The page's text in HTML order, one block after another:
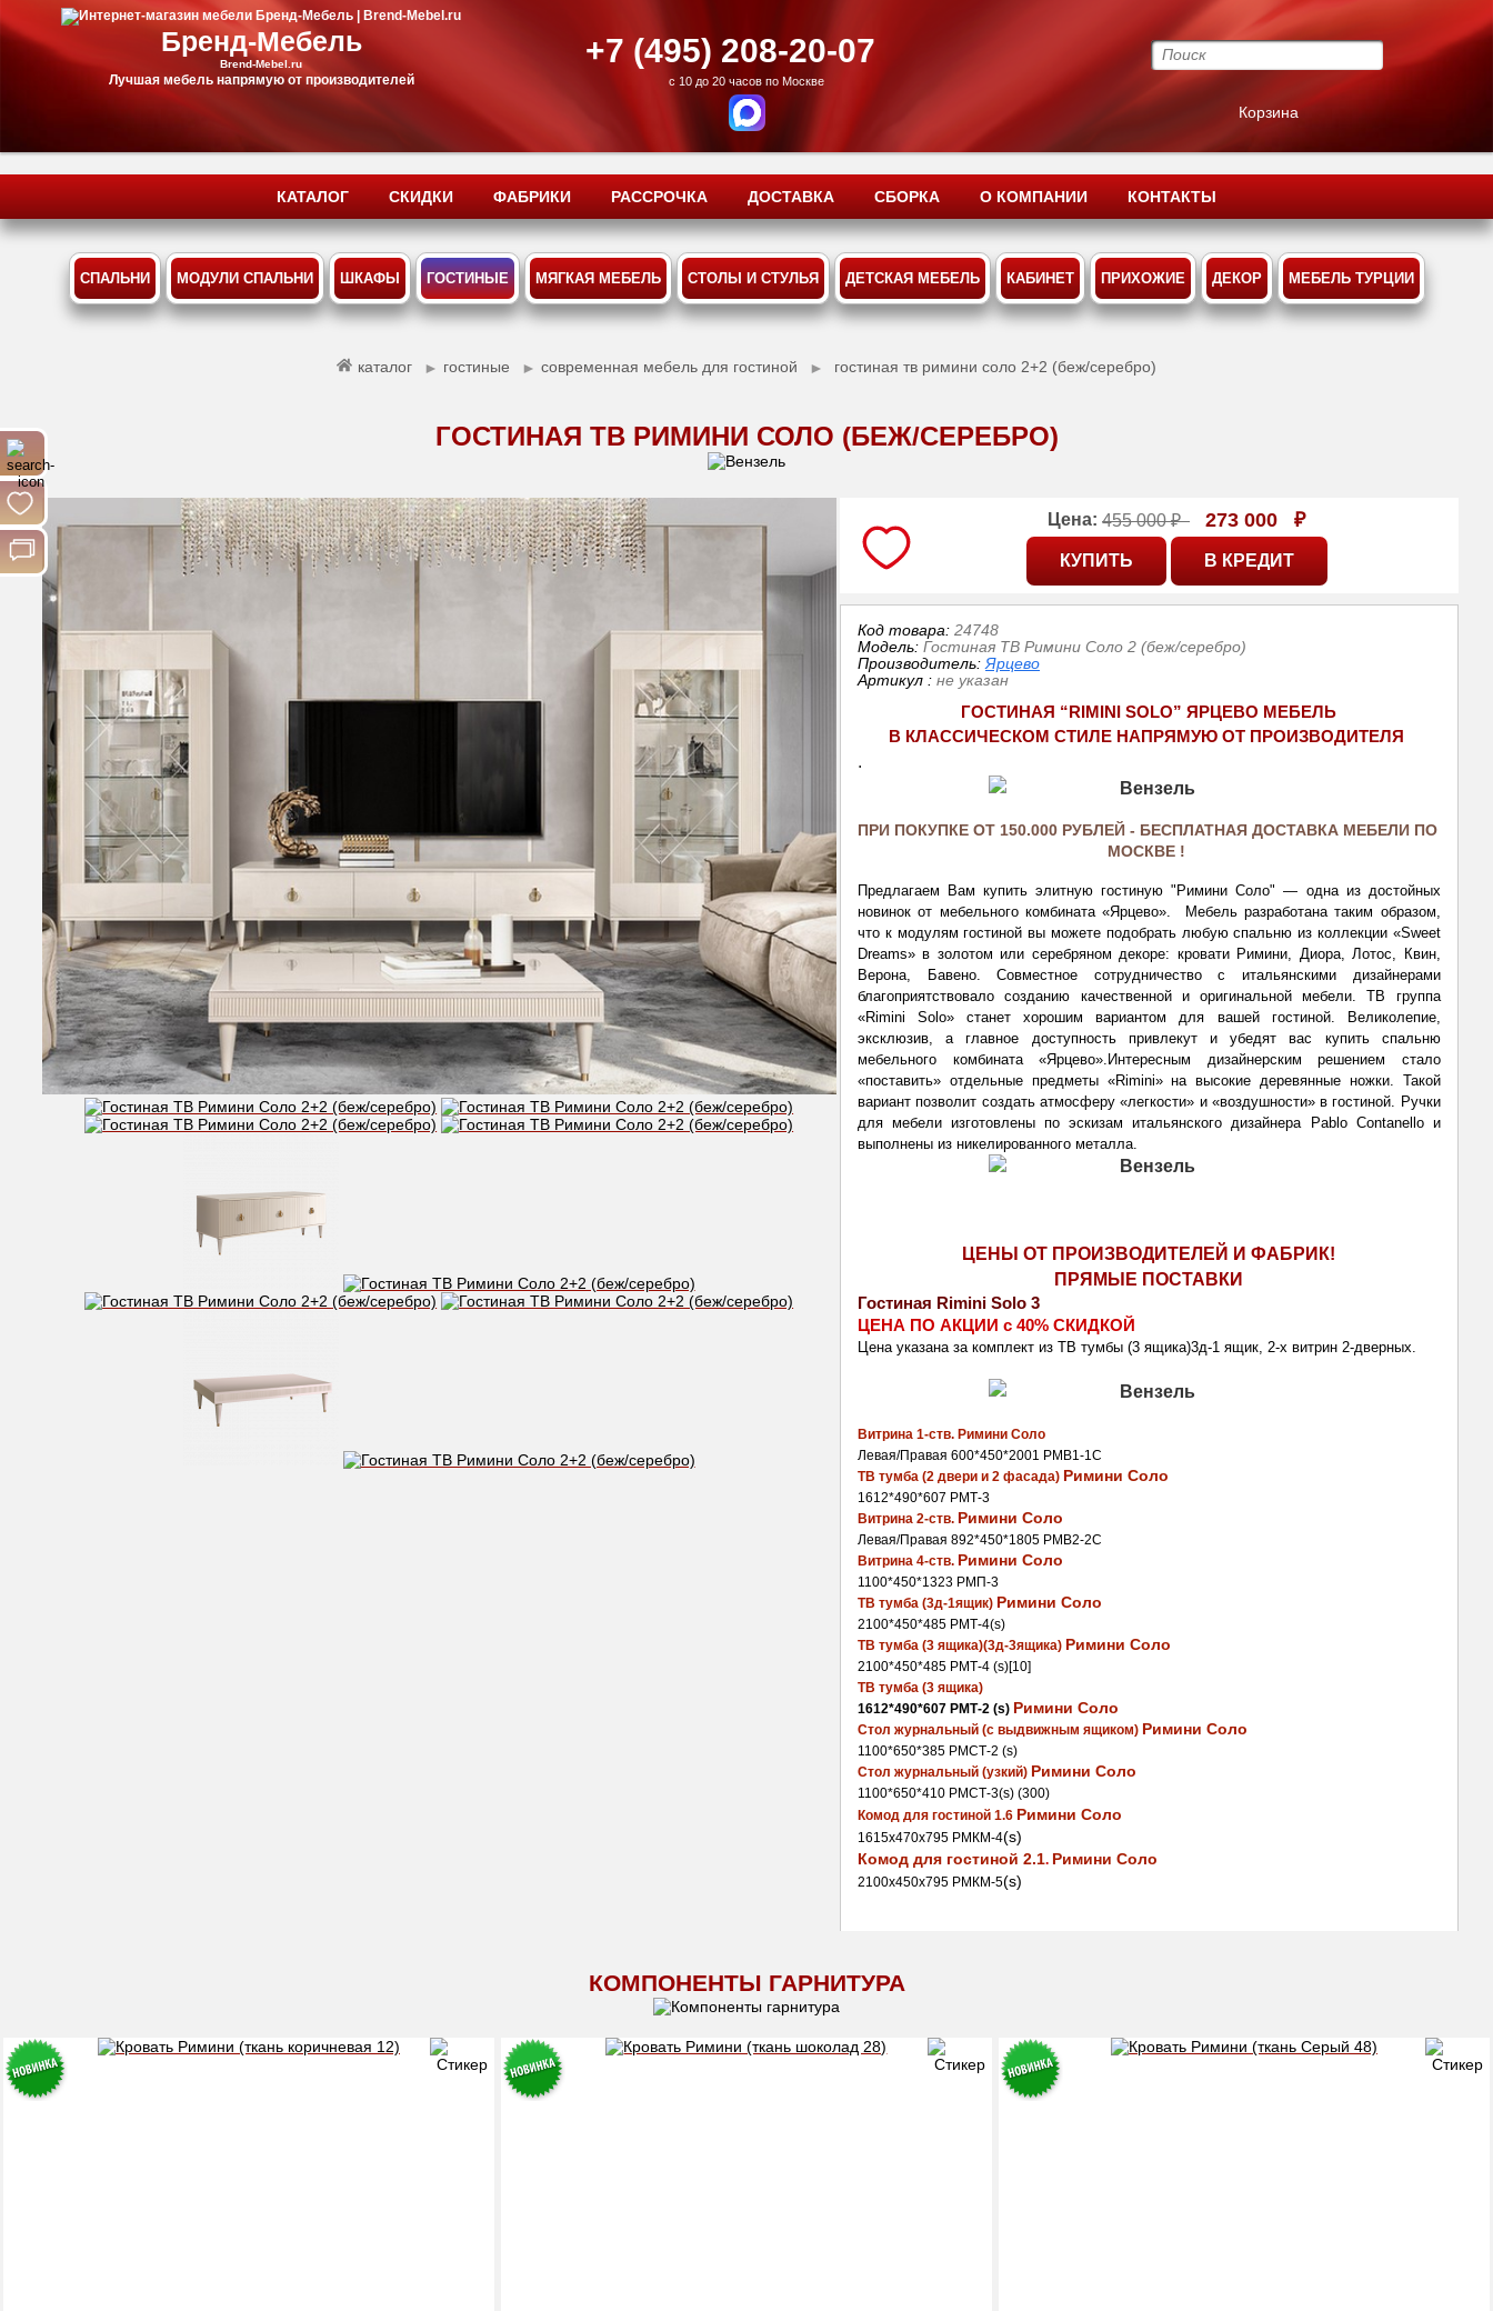
Бренд-Мебель
Brend-Mebel.ru
Лучшая мебель напрямую от производителей
Корзина
+7 (495) 208-20-07
с 10 до 20 часов по Москве
КАТАЛОГ СКИДКИ ФАБРИКИ РАССРОЧКА ДОСТАВКА СБОРКА О КОМПАНИИ КОНТАКТЫ
СПАЛЬНИ МОДУЛИ СПАЛЬНИ ШКАФЫ ГОСТИНЫЕ МЯГКАЯ МЕБЕЛЬ СТОЛЫ И СТУЛЬЯ ДЕТСКАЯ МЕБЕЛЬ КАБИНЕТ ПРИХОЖИЕ ДЕКОР МЕБЕЛЬ ТУРЦИИ
каталог ► гостиные ► современная мебель для гостиной ► гостиная тв римини соло 2+2 (беж/серебро)
ГОСТИНАЯ ТВ РИМИНИ СОЛО (БЕЖ/СЕРЕБРО)
Цена: 455 000 ₽ 273 000 ₽
Код товара:24748
Модель:Гостиная ТВ Римини Соло 2 (беж/серебро)
Производитель:Ярцево
Артикул :не указан
ГОСТИНАЯ “RIMINI SOLO” ЯРЦЕВО МЕБЕЛЬ
В КЛАССИЧЕСКОМ СТИЛЕ НАПРЯМУЮ ОТ ПРОИЗВОДИТЕЛЯ
.
ПРИ ПОКУПКЕ ОТ 150.000 РУБЛЕЙ - БЕСПЛАТНАЯ ДОСТАВКА МЕБЕЛИ ПО
МОСКВЕ !
Предлагаем Вам купить элитную гостиную "Римини Соло" — одна из достойных
новинок от мебельного комбината «Ярцево».
Мебель разработана таким образом,
что к модулям гостиной вы можете подобрать любую спальню из коллекции «Sweet
Dreams» в золотом или серебряном декоре: кровати Римини, Диора, Лотос, Квин,
Верона, Бавено. Совместное сотрудничество с итальянскими дизайнерами
благоприятствовало созданию качественной и оригинальной мебели. ТВ группа
«Rimini Solo» станет хорошим вариантом для вашей гостиной. Великолепие,
эксклюзив, а главное доступность привлекут и убедят вас купить спальню
мебельного комбината «Ярцево». Интересным дизайнерским решением стало
«поставить» отдельные предметы «Rimini» на высокие деревянные ножки. Такой
вариант позволит создать атмосферу «легкости» и «воздушности» в гостиной. Ручки
для мебели изготовлены по эскизам итальянского дизайнера Pablo Contanello и
выполнены из никелированного металла.
ЦЕНЫ ОТ ПРОИЗВОДИТЕЛЕЙ И ФАБРИК!
ПРЯМЫЕ ПОСТАВКИ
Гостиная Rimini Solo 3
ЦЕНА ПО АКЦИИ с 40% СКИДКОЙ
Цена указана за комплект из ТВ тумбы (3 ящика)3д-1 ящик, 2-х витрин 2-дверных.
Витрина 1-ств. Римини Соло
Левая/Правая 600*450*2001 РМВ1-1С
ТВ тумба (2 двери и 2 фасада) Римини Соло
1612*490*607 РМТ-3
Витрина 2-ств. Римини Соло
Левая/Правая 892*450*1805 РМВ2-2С
Витрина 4-ств. Римини Соло
1100*450*1323 РМП-3
ТВ тумба (3д-1ящик) Римини Соло
2100*450*485 РМТ-4(s)
ТВ тумба (3 ящика)(3д-3ящика) Римини Соло
2100*450*485 РМТ-4 (s)[10]
ТВ тумба (3 ящика)
1612*490*607 РМТ-2 (s) Римини Соло
Стол журнальный (с выдвижным ящиком) Римини Соло
1100*650*385 РМСТ-2 (s)
Стол журнальный (узкий) Римини Соло
1100*650*410 РМСТ-3(s) (300)
Комод для гостиной 1.6 Римини Соло
1615х470х795 РМКМ-4(s)
Комод для гостиной 2.1. Римини Соло
2100х450х795 РМКМ-5(s)
КОМПОНЕНТЫ ГАРНИТУРА